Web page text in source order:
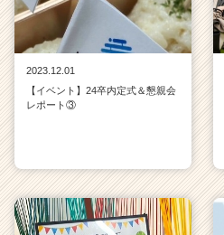
2023.12.01
【イベント】24卒内定式＆懇親会
レポート③